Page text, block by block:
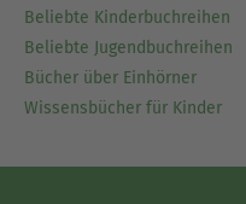
Beliebte Kinderbuchreihen
Beliebte Jugendbuchreihen
Bücher über Einhörner
Wissensbücher für Kinder